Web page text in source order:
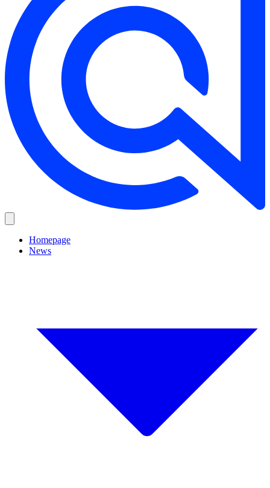
Homepage
News